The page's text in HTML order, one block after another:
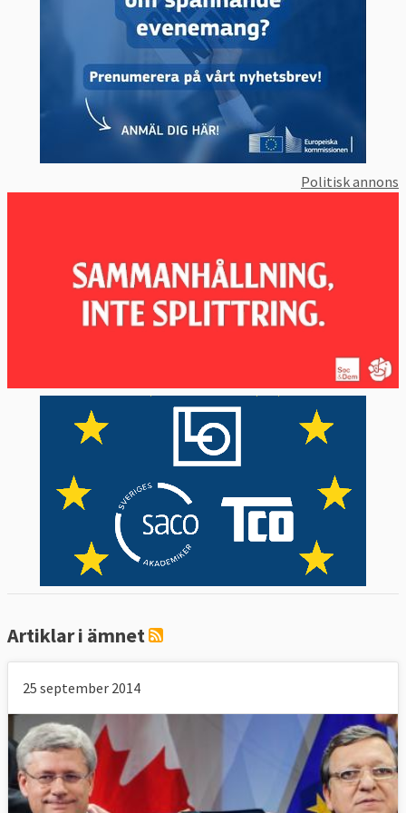
Sjunkande och stigande
ungdomsarbetslöshet
Även ungdomsarbetslöshet har sjunkit efter
finanskrisen och var 2019 drygt 14 procent,
den lägsta sedan mätningarna började. I
Sverige är ungdomsarbetslöshet betydligt
högre än EU-genomsnittet och har åter vänt
Stigande sysselsättningsgrad
EU:s arbete inom sysselsättningsområdet
frivilliga åtgärder inom den så kallade öppna
samordningsmetoden, bland annat
gemensamma sysselsättningsmål,
handlingsplaner och erfarenhetsutbyte.
I EU:s strategi EU2020, är ökad
sysselsättning en central fråga.
Sysselsättningsgraden, hur stor andel av
den arbetsföra befolkningen i en viss ålder
som har arbete, sammanställs en gång per
befolkningen mellan 20-64 år i EU år 2020
sysselsättningsgraden i EU
topp låg Sverige med 82,4 procent. En viktig
förklaring till att Sverige har den högsta
sysselsätttningsgraden i EU är att
kvinnornas sysselsättningsnivå är relativt
Politisk annons
Artiklar i ämnet
25 september 2014